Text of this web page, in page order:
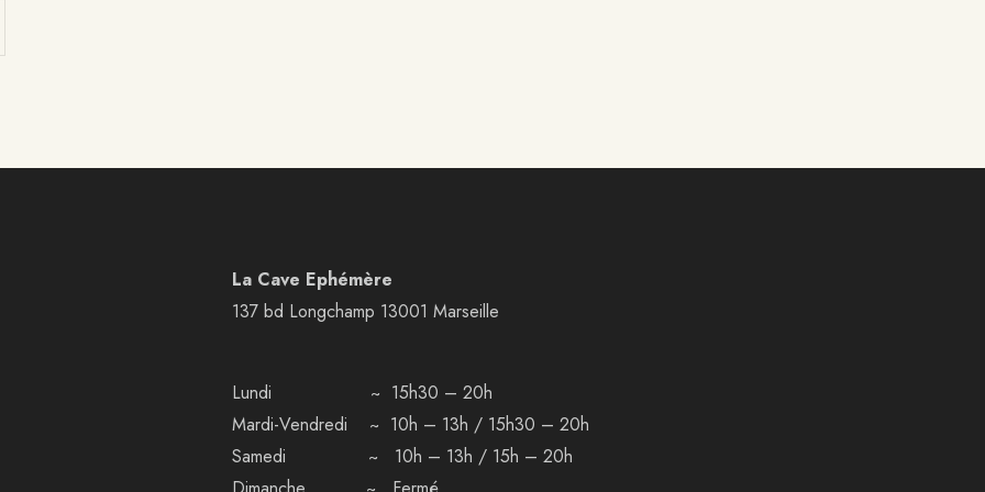
La Cave Ephémère
137 bd Longchamp 13001 Marseille
Lundi ~ 15h30 – 20h
Mardi-Vendredi ~ 10h – 13h / 15h30 – 20h
Samedi ~ 10h – 13h / 15h – 20h